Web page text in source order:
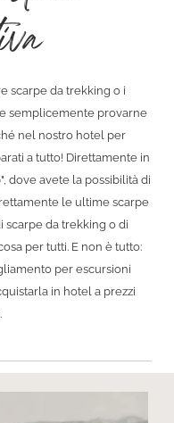
scarpe da trekking o i
semplicemente provarne
nel nostro hotel per
a tutto! Direttamente in
dove avete la possibilità di
le ultime scarpe
scarpe da trekking o di
per tutti. E non è tutto:
per escursioni
in hotel a prezzi